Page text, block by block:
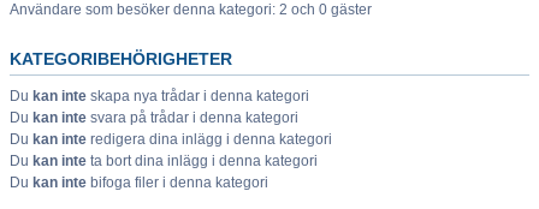
Användare som besöker denna kategori: 2 och 0 gäster
KATEGORIBEHÖRIGHETER
Du kan inte skapa nya trådar i denna kategori
Du kan inte svara på trådar i denna kategori
Du kan inte redigera dina inlägg i denna kategori
Du kan inte ta bort dina inlägg i denna kategori
Du kan inte bifoga filer i denna kategori